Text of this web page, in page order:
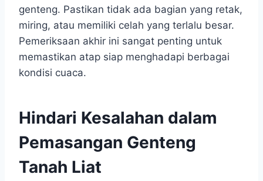
genteng. Pastikan tidak ada bagian yang retak,
miring, atau memiliki celah yang terlalu besar.
Pemeriksaan akhir ini sangat penting untuk
memastikan atap siap menghadapi berbagai
kondisi cuaca.
Hindari Kesalahan dalam
Pemasangan Genteng
Tanah Liat